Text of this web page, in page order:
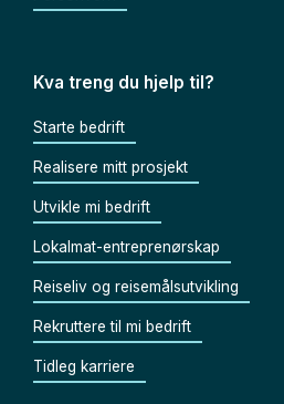
Kva treng du hjelp til?
Starte bedrift
Realisere mitt prosjekt
Utvikle mi bedrift
Lokalmat-entreprenørskap
Reiseliv og reisemålsutvikling
Rekruttere til mi bedrift
Tidleg karriere